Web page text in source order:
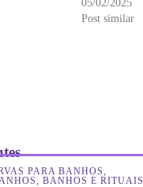
05/02/2025
Post similar
PARA BANHOS
BANHOS E RITUAIS